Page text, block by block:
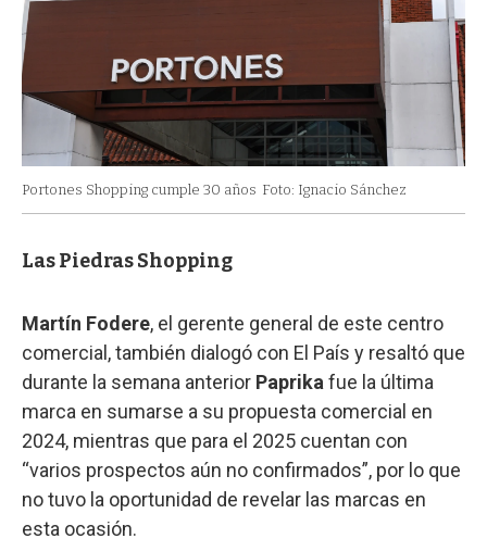
Portones Shopping cumple 30 años Foto: Ignacio Sánchez
Las Piedras Shopping
Martín Fodere, el gerente general de este centro
comercial, también dialogó con El País y resaltó que
durante la semana anterior Paprika fue la última
marca en sumarse a su propuesta comercial en
2024, mientras que para el 2025 cuentan con
“varios prospectos aún no confirmados”, por lo que
no tuvo la oportunidad de revelar las marcas en
esta ocasión.